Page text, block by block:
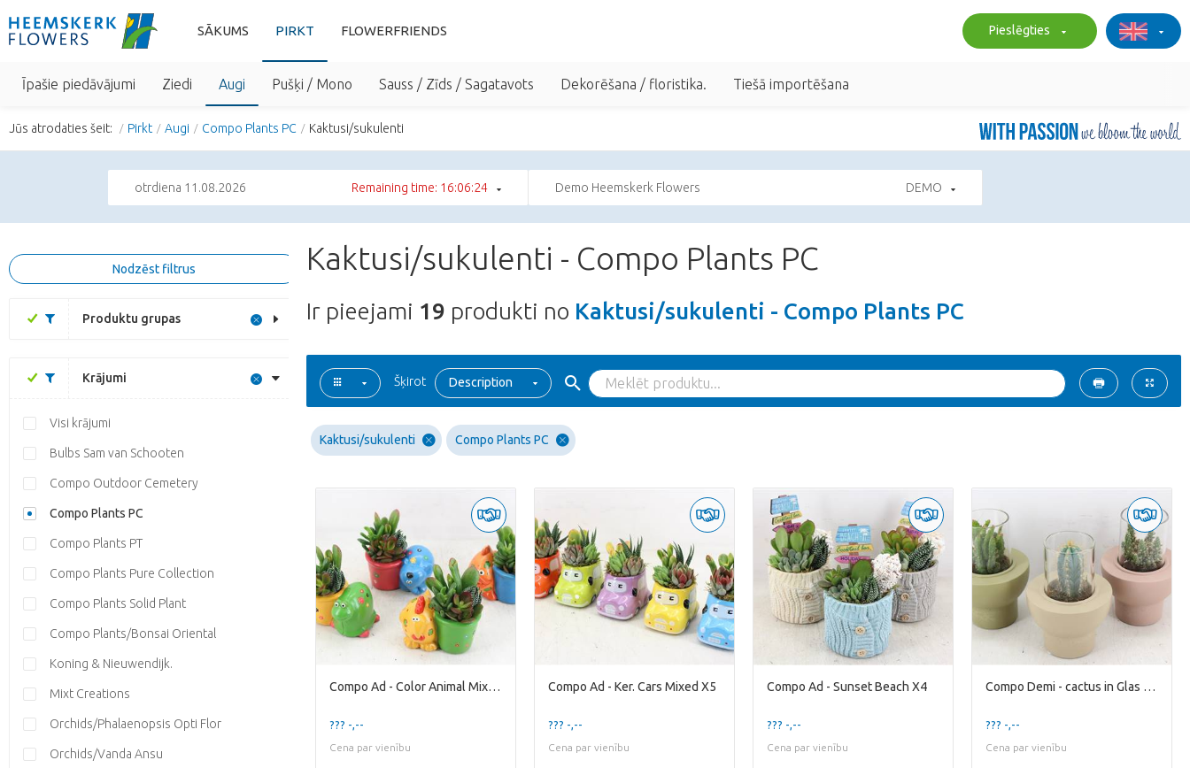
SĀKUMS PIRKT FLOWERFRIENDS Pieslēgties
Īpašie piedāvājumi Ziedi Augi Pušķi / Mono Sauss / Zīds / Sagatavots Dekorēšana / floristika. Tiešā importēšana
Jūs atrodaties šeit: Pirkt Augi Compo Plants PC Kaktusi/sukulenti
otrdiena 11.08.2026 Remaining time: 16:06:23 Demo Heemskerk Flowers DEMO
Nodzēst filtrus
Produktu grupas
Krājumi
Visi krājumi
Bulbs Sam van Schooten
Compo Outdoor Cemetery
Compo Plants PC
Compo Plants PT
Compo Plants Pure Collection
Compo Plants Solid Plant
Compo Plants/Bonsai Oriental
Koning & Nieuwendijk.
Mixt Creations
Orchids/Phalaenopsis Opti Flor
Orchids/Vanda Ansu
Kaktusi/sukulenti - Compo Plants PC
Ir pieejami 19 produkti no Kaktusi/sukulenti - Compo Plants PC
Šķirot Description
Kaktusi/sukulenti Compo Plants PC
Compo Ad - Color Animal Mixed X8
??? -,--
Cena par vienību
Compo Ad - Ker. Cars Mixed X5
??? -,--
Cena par vienību
Compo Ad - Sunset Beach X4
??? -,--
Cena par vienību
Compo Demi - cactus in Glas Standard X8
??? -,--
Cena par vienību